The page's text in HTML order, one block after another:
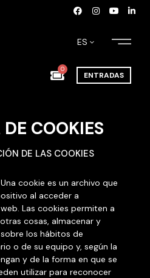
ES
0
ENTRADAS
COOKIES
DE LAS COOKIES
cookie es un archivo que
al acceder a
Las cookies permiten a
cosas, almacenar y
los hábitos de
o de su equipo y, según la
y de la forma en que se
utilizar para reconocer